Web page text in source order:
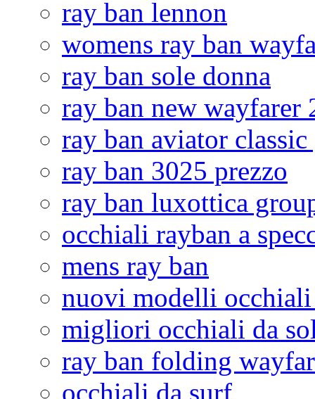
ray ban lennon
womens ray ban
ray ban sole donna
ray ban new wayfarer
ray ban aviator
ray ban 3025 prezzo
ray ban luxottica
occhiali rayban a
mens ray ban
nuovi modelli occhiali
migliori occhiali da
ray ban folding
occhiali da surf